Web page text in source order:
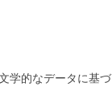
学的なデータに基づ